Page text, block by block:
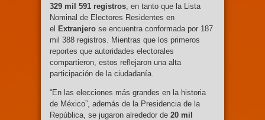
329 mil 591 registros, en tanto que la Lista
Nominal de Electores Residentes en
el Extranjero se encuentra conformada por 187
mil 388 registros. Mientras que los primeros
reportes que autoridades electorales
compartieron, estos reflejaron una alta
participación de la ciudadanía.
“En las elecciones más grandes en la historia
de México”, además de la Presidencia de la
República, se jugaron alrededor de 20 mil